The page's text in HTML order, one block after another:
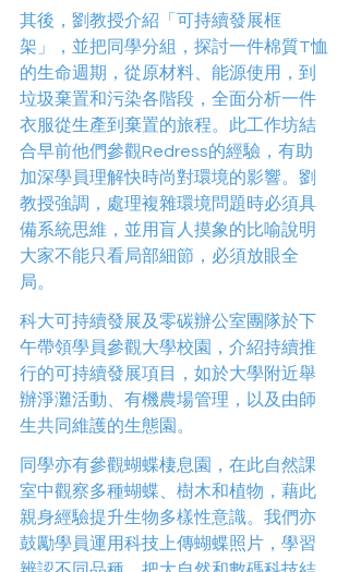
其後，劉教授介紹「可持續發展框
架」，並把同學分組，探討一件棉質T恤
的生命週期，從原材料、能源使用，到
垃圾棄置和污染各階段，全面分析一件
衣服從生產到棄置的旅程。此工作坊結
合早前他們參觀Redress的經驗，有助
加深學員理解快時尚對環境的影響。劉
教授強調，處理複雜環境問題時必須具
備系統思維，並用盲人摸象的比喻說明
大家不能只看局部細節，必須放眼全
局。
科大可持續發展及零碳辦公室團隊於下
午帶領學員參觀大學校園，介紹持續推
行的可持續發展項目，如於大學附近舉
辦淨灘活動、有機農場管理，以及由師
生共同維護的生態園。
同學亦有參觀蝴蝶棲息園，在此自然課
室中觀察多種蝴蝶、樹木和植物，藉此
親身經驗提升生物多樣性意識。我們亦
鼓勵學員運用科技上傳蝴蝶照片，學習